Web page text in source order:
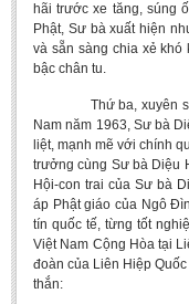
hãi trước xe tăng, súng
Phật, Sư bà xuất hiện
và sẵn sàng chia xẻ khó
bậc chân tu.
Thứ ba, xuyên suốt
Nam năm 1963, Sư bà
liệt, mạnh mẽ với chính
trưởng cùng Sư bà Diệu
Hội-con trai của Sư bà
áp Phật giáo của Ngô
tín quốc tế, từng tốt
Việt Nam Cộng Hòa tại
đoàn của Liên Hiệp
thắn: